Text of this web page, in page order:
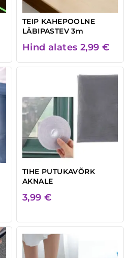
TEIP KAHEPOOLNE
LÄBIPASTEV 3m
Hind alates 2,99 €
TIHE PUTUKAVÕRK
AKNALE
3,99 €